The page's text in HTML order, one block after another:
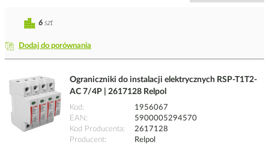
Dodaj do porównania
6 szt
Ograniczniki do instalacji elektrycznych RSP-T1T2-
AC 7/4P | 2617128 Relpol
Kod
1956067
EAN
5900005294570
Kod Producenta
2617128
Producent
Relpol